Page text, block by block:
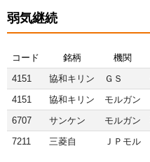
弱気継続
コード 銘柄 機関
4151
協和キリン ＧＳ
4151
協和キリン モルガン
6707
サンケン モルガン
7211
三菱自 ＪＰモル